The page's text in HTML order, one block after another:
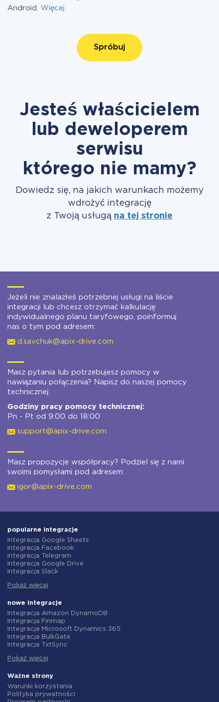
Android. Więcej
Spróbuj
Jesteś właścicielem
lub deweloperem
serwisu
którego nie mamy?
Dowiedz się, na jakich warunkach możemy
wdrożyć integrację
z Twoją usługą na tej stronie
Jeżeli nie znalazłeś potrzebnej usługi na liście
integracji lub chcesz otrzymać kalkulację
indywidualnego planu taryfowego, poinformuj
nas o tym pod adresem:
d.savchuk@apix-drive.com
Masz pytania lub potrzebujesz pomocy w
nawiązaniu połączenia? Napisz do naszej pomocy
technicznej:
Godziny pracy pomocy technicznej:
Pn - Pt od 9:00 do 18:00
support@apix-drive.com
Masz propozycje współpracy? Podziel się z nami
swoimi pomysłami pod adresem:
igor@apix-drive.com
popularne integracje
Integracja Google Sheets
Integracja Facebook
Integracja Telegram
Integracja Google Drive
Integracja Slack
Integracja Gmail
Integracja ClickUp
Integracja Airtable
Integracja Google Contacts
Integracja OpenAI (ChatGPT)
Integracja Instagram
Integracja ActiveCampaign
Integracja Salesforce CRM
Integracja Notion
Integracja AWeber
Integracja Asana
Pokaż więcej
nowe integracje
Integracja Amazon DynamoDB
Integracja Finmap
Integracja Microsoft Dynamics 365
Integracja BulkGate
Integracja TxtSync
Integracja Corezoid
Integracja Instasent
Integracja AtomPark
Integracja TXTImpact
Integracja Campaign Monitor
Pokaż więcej
Ważne strony
Warunki korzystania
Polityka prywatności